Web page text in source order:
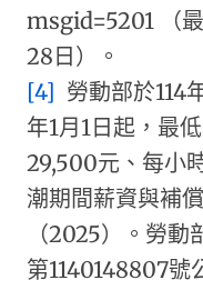
msgid=5201 （
28日）。
[4] 勞動部於114
年1月1日起，最
29,500元、每小
潮期間薪資與補
（2025）。勞動
第1140148807號